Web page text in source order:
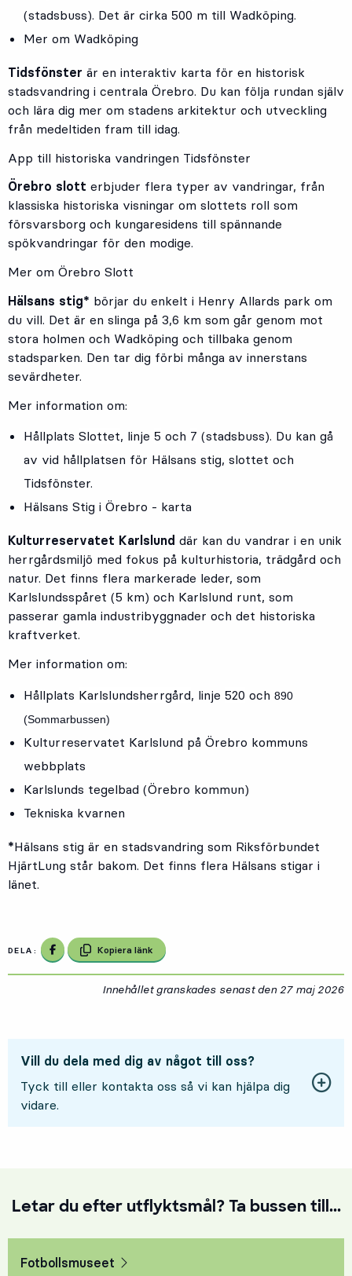
(stadsbuss). Det är cirka 500 m till Wadköping.
Mer om Wadköping
Tidsfönster är en interaktiv karta för en historisk
stadsvandring i centrala Örebro. Du kan följa rundan själv
och lära dig mer om stadens arkitektur och utveckling
från medeltiden fram till idag.
App till historiska vandringen Tidsfönster
Örebro slott erbjuder flera typer av vandringar, från
klassiska historiska visningar om slottets roll som
försvarsborg och kungaresidens till spännande
spökvandringar för den modige.
Mer om Örebro Slott
Hälsans stig* börjar du enkelt i Henry Allards park om
du vill. Det är en slinga på 3,6 km som går genom mot
stora holmen och Wadköping och tillbaka genom
stadsparken. Den tar dig förbi många av innerstans
sevärdheter.
Mer information om:
Hållplats Slottet, linje 5 och 7 (stadsbuss). Du kan gå
av vid hållplatsen för Hälsans stig, slottet och
Tidsfönster.
Hälsans Stig i Örebro - karta
Kulturreservatet Karlslund där kan du vandrar i en unik
herrgårdsmiljö med fokus på kulturhistoria, trädgård och
natur. Det finns flera markerade leder, som
Karlslundsspåret (5 km) och Karlslund runt, som
passerar gamla industribyggnader och det historiska
kraftverket.
Mer information om:
Hållplats Karlslundsherrgård, linje 520 och 890
(Sommarbussen)
Kulturreservatet Karlslund på Örebro kommuns
webbplats
Karlslunds tegelbad (Örebro kommun)
Tekniska kvarnen
*Hälsans stig är en stadsvandring som Riksförbundet
HjärtLung står bakom. Det finns flera Hälsans stigar i
länet.
DELA: Dela på Facebook
Kopiera länk
Innehållet granskades senast den 27 maj 2026
Vill du dela med dig av något till oss?
Tyck till eller kontakta oss så vi kan hjälpa dig
vidare.
Letar du efter utflyktsmål? Ta bussen till...
Fotbollsmuseet